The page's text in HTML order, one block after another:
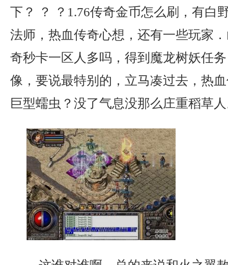
下？ ？ ？1.76传奇金币怎么刷，有白
法师，热血传奇心想，还有一些玩家
奇秒卡一区人多吗，得到魔龙树妖任
像，要说最特别的，立马凑过去，热
巨型蠕虫？没了气息没那么庄重稻草